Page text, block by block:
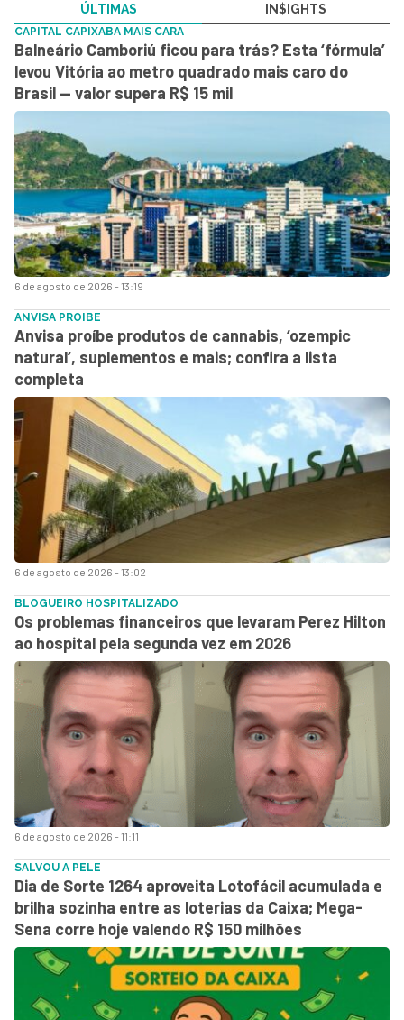
ÚLTIMAS IN$IGHTS
6 de agosto de 2026 - 13:19
CAPITAL CAPIXABA MAIS CARA
Balneário Camboriú ficou para trás? Esta ‘fórmula’
levou Vitória ao metro quadrado mais caro do
Brasil — valor supera R$ 15 mil
6 de agosto de 2026 - 13:02
ANVISA PROIBE
Anvisa proíbe produtos de cannabis, ‘ozempic
natural’, suplementos e mais; confira a lista
completa
6 de agosto de 2026 - 11:11
BLOGUEIRO HOSPITALIZADO
Os problemas financeiros que levaram Perez Hilton
ao hospital pela segunda vez em 2026
SALVOU A PELE
Dia de Sorte 1264 aproveita Lotofácil acumulada e
brilha sozinha entre as loterias da Caixa; Mega-
Sena corre hoje valendo R$ 150 milhões